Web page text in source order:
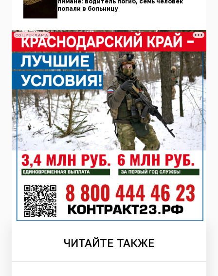
попали в больницу
СОЦРЕКЛАМА
ЧИТАЙТЕ ТАКЖЕ